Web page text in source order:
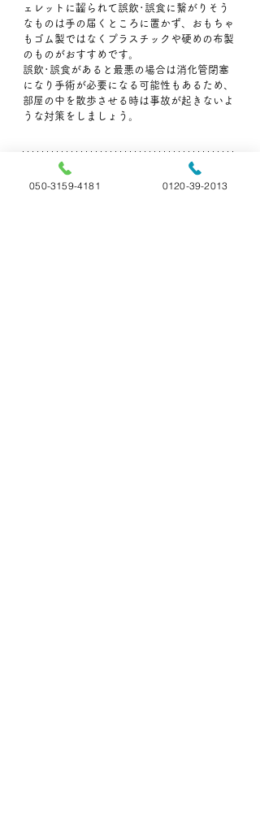
ェレットに齧られて誤飲･誤食に繋がりそう
なものは手の届くところに置かず、おもちゃ
もゴム製ではなくプラスチックや硬めの布製
のものがおすすめです。
誤飲･誤食があると最悪の場合は消化管閉塞
になり手術が必要になる可能性もあるため、
部屋の中を散歩させる時は事故が起きないよ
うな対策をしましょう。
弊社では事前相談も承っております。
050-3159-4181 0120-39-2013